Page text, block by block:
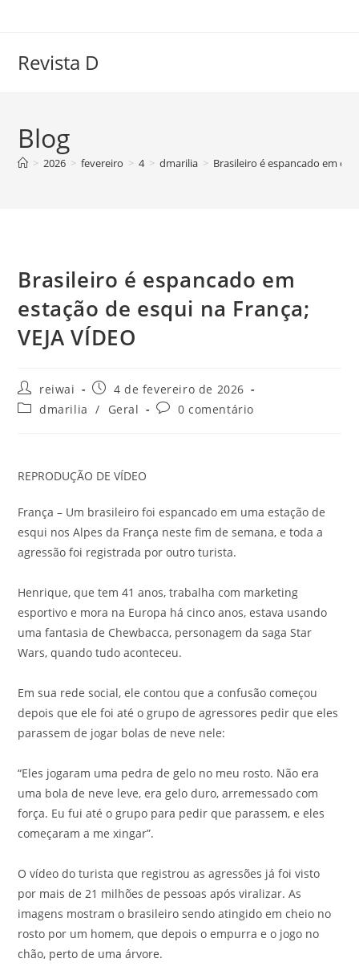
conteúdo
Revista D
Blog
> 2026 > fevereiro > 4 > dmarilia > Brasileiro é espancado em
Brasileiro é espancado em
estação de esqui na França;
VEJA VÍDEO
Autor
do
post:
reiwai
Post
publicado:
4 de fevereiro de 2026
Categoria
dmarilia / Geral
Comentários
0 comentário
REPRODUÇÃO DE VÍDEO
França – Um brasileiro foi espancado em uma estação de
esqui nos Alpes da França neste fim de semana, e toda a
agressão foi registrada por outro turista.
Henrique, que tem 41 anos, trabalha com marketing
esportivo e mora na Europa há cinco anos, estava usando
uma fantasia de Chewbacca, personagem da saga Star
Wars, quando tudo aconteceu.
Em sua rede social, ele contou que a confusão começou
depois que ele foi até o grupo de agressores pedir que eles
parassem de jogar bolas de neve nele:
“Eles jogaram uma pedra de gelo no meu rosto. Não era
uma bola de neve leve, era gelo duro, arremessado com
força. Eu fui até o grupo para pedir que parassem, e eles
começaram a me xingar”.
O vídeo do turista que registrou as agressões já foi visto
por mais de 21 milhões de pessoas após viralizar. As
imagens mostram o brasileiro sendo atingido em cheio no
rosto por um homem, que depois o empurra e o jogo no
chão, perto de uma árvore.